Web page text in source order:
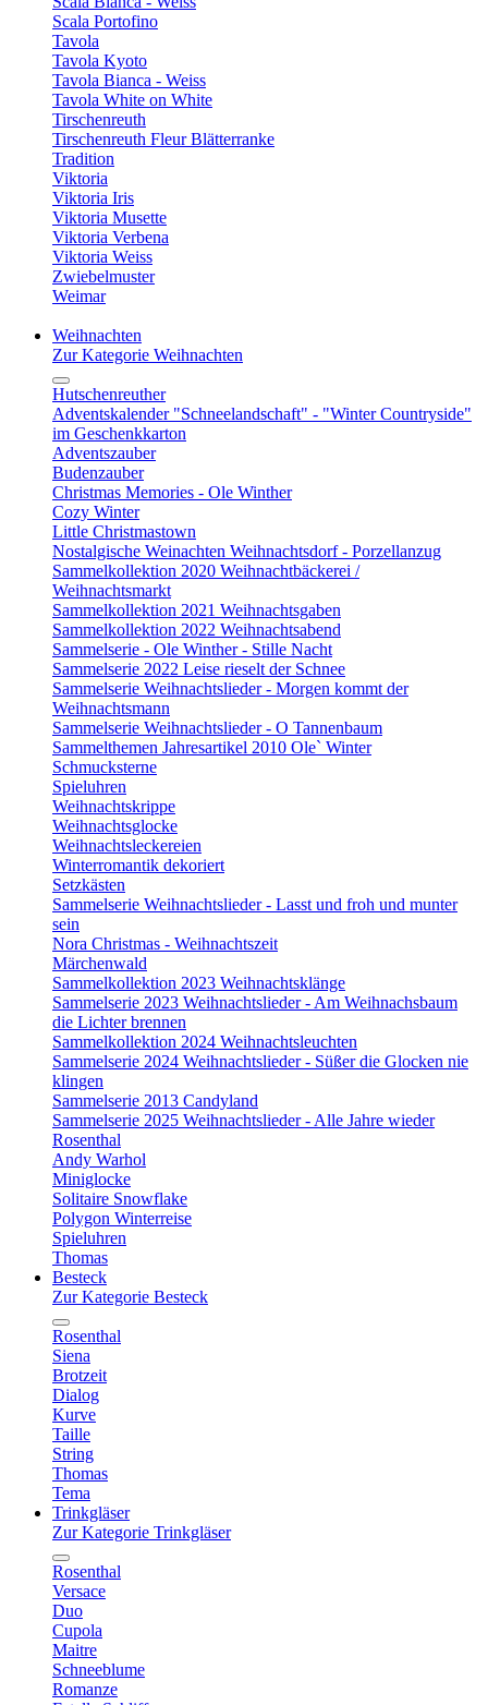
Scala Portofino
Tavola
Tavola Kyoto
Tavola Bianca - Weiss
Tavola White on White
Tirschenreuth
Tirschenreuth Fleur Blätterranke
Tradition
Viktoria
Viktoria Iris
Viktoria Musette
Viktoria Verbena
Viktoria Weiss
Zwiebelmuster
Weimar
Weihnachten
Zur Kategorie Weihnachten
Hutschenreuther
Adventskalender "Schneelandschaft" - "Winter Countryside"
im Geschenkkarton
Adventszauber
Budenzauber
Christmas Memories - Ole Winther
Cozy Winter
Little Christmastown
Nostalgische Weinachten Weihnachtsdorf - Porzellanzug
Sammelkollektion 2020 Weihnachtbäckerei /
Weihnachtsmarkt
Sammelkollektion 2021 Weihnachtsgaben
Sammelkollektion 2022 Weihnachtsabend
Sammelserie - Ole Winther - Stille Nacht
Sammelserie 2022 Leise rieselt der Schnee
Sammelserie Weihnachtslieder - Morgen kommt der
Weihnachtsmann
Sammelserie Weihnachtslieder - O Tannenbaum
Sammelthemen Jahresartikel 2010 Ole` Winter
Schmucksterne
Spieluhren
Weihnachtskrippe
Weihnachtsglocke
Weihnachtsleckereien
Winterromantik dekoriert
Setzkästen
Sammelserie Weihnachtslieder - Lasst und froh und munter
sein
Nora Christmas - Weihnachtszeit
Märchenwald
Sammelkollektion 2023 Weihnachtsklänge
Sammelserie 2023 Weihnachtslieder - Am Weihnachsbaum
die Lichter brennen
Sammelkollektion 2024 Weihnachtsleuchten
Sammelserie 2024 Weihnachtslieder - Süßer die Glocken nie
klingen
Sammelserie 2013 Candyland
Sammelserie 2025 Weihnachtslieder - Alle Jahre wieder
Rosenthal
Andy Warhol
Miniglocke
Solitaire Snowflake
Polygon Winterreise
Spieluhren
Thomas
Besteck
Zur Kategorie Besteck
Rosenthal
Siena
Brotzeit
Dialog
Kurve
Taille
String
Thomas
Tema
Trinkgläser
Zur Kategorie Trinkgläser
Rosenthal
Versace
Duo
Cupola
Maitre
Schneeblume
Romanze